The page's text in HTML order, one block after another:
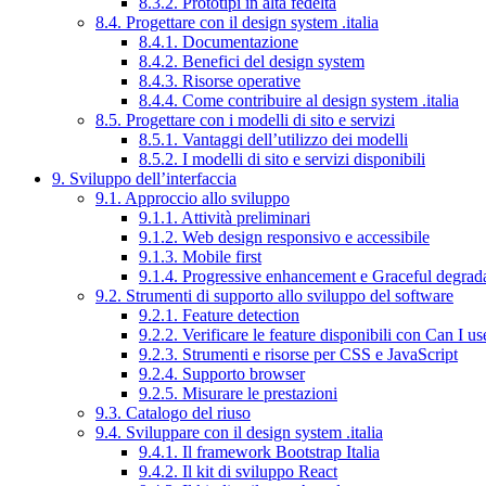
8.4. Progettare con il design system .italia
8.4.1. Documentazione
8.4.2. Benefici del design system
8.4.3. Risorse operative
8.4.4. Come contribuire al design system .italia
8.5. Progettare con i modelli di sito e servizi
8.5.1. Vantaggi dell’utilizzo dei modelli
8.5.2. I modelli di sito e servizi disponibili
9. Sviluppo dell’interfaccia
9.1. Approccio allo sviluppo
9.1.1. Attività preliminari
9.1.2. Web design responsivo e accessibile
9.1.3. Mobile first
9.1.4. Progressive enhancement e Graceful
9.2. Strumenti di supporto allo sviluppo del software
9.2.1. Feature detection
9.2.2. Verificare le feature disponibili con Can I
9.2.3. Strumenti e risorse per CSS e JavaScript
9.2.4. Supporto browser
9.2.5. Misurare le prestazioni
9.3. Catalogo del riuso
9.4. Sviluppare con il design system .italia
9.4.1. Il framework Bootstrap Italia
9.4.2. Il kit di sviluppo React